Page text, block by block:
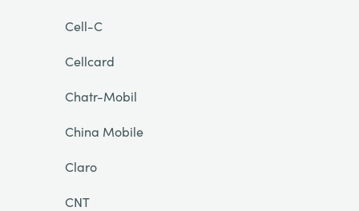
Cell-C
Cellcard
Chatr-Mobil
China Mobile
Claro
CNT